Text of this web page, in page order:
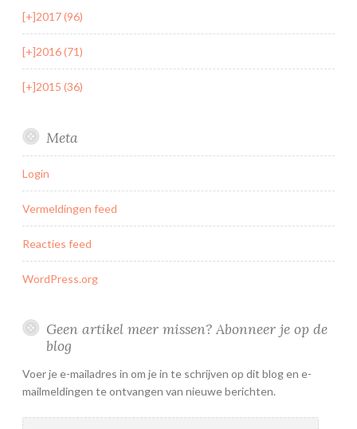
[+]2017 (96)
[+]2016 (71)
[+]2015 (36)
Meta
Login
Vermeldingen feed
Reacties feed
WordPress.org
Geen artikel meer missen? Abonneer je op de
blog
Voer je e-mailadres in om je in te schrijven op dit blog en e-
mailmeldingen te ontvangen van nieuwe berichten.